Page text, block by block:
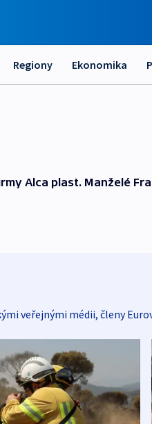
Regiony Ekonomika
Alca plast. Manželé
veřejnými médii, členy